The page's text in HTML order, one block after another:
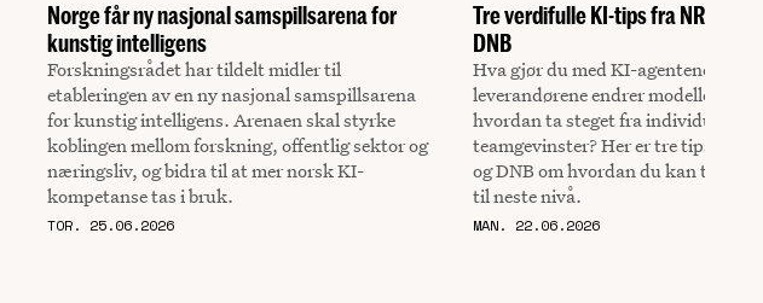
Norge får ny nasjonal samspillsarena for
kunstig intelligens
Forskningsrådet har tildelt midler til
etableringen av en ny nasjonal samspillsarena
for kunstig intelligens. Arenaen skal styrke
koblingen mellom forskning, offentlig sektor og
næringsliv, og bidra til at mer norsk KI-
kompetanse tas i bruk.
TOR. 25.06.2026
Tre verdifulle KI-tips fra NRK,
DNB
Hva gjør du med KI-agentene når
leverandørene endrer
hvordan ta steget fra individuell
teamgevinster? Her er tre tips fra
og DNB om hvordan du kan ta
til neste nivå.
MAN. 22.06.2026